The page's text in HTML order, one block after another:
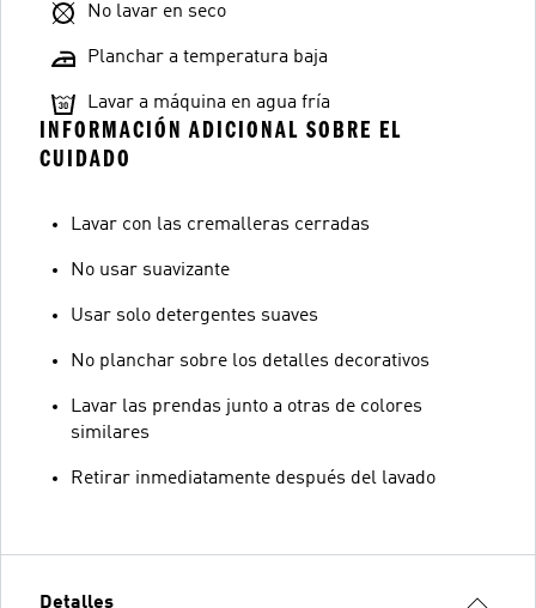
No lavar en seco
Planchar a temperatura baja
Lavar a máquina en agua fría
INFORMACIÓN ADICIONAL SOBRE EL
CUIDADO
Lavar con las cremalleras cerradas
No usar suavizante
Usar solo detergentes suaves
No planchar sobre los detalles decorativos
Lavar las prendas junto a otras de colores
similares
Retirar inmediatamente después del lavado
Detalles